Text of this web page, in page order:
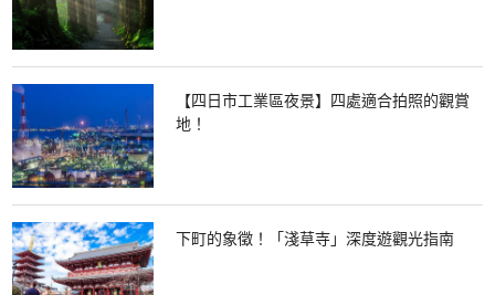
【四日市工業區夜景】四處適合拍照的觀賞
地！
下町的象徵！「淺草寺」深度遊觀光指南